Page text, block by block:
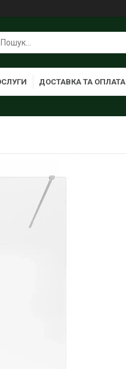
ДОСТАВКА ТА ОПЛАТА